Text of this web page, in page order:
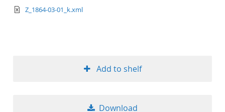
text/xml
Z_1864-03-01_k.xml
Add to shelf
Download